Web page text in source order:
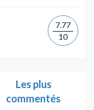
7.77
10
Les plus
commentés